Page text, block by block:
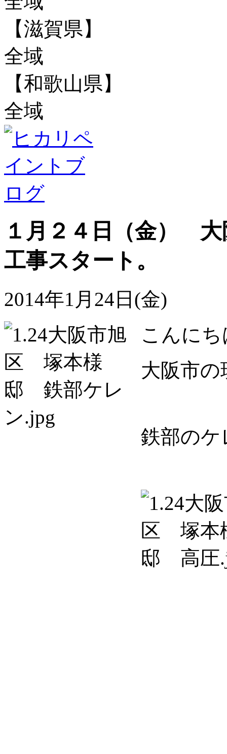
【滋賀県】
全域
【和歌山県】
全域
１月２４日（金） 大
工事スタート。
2014年1月24日(金)
こんに
大阪市の
鉄部の